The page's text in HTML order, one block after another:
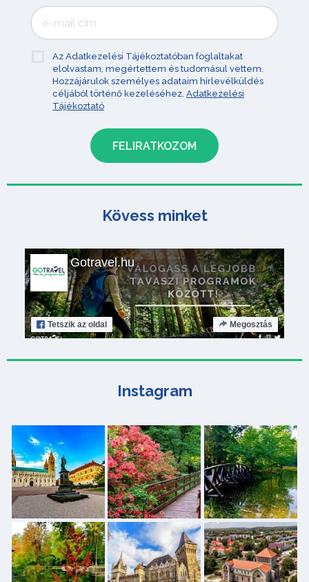
Az Adatkezelési Tájékoztatóban foglaltakat
elolvastam, megértettem és tudomásul vettem.
Hozzájárulok személyes adataim hírlevélküldés
céljából történő kezeléséhez. Adatkezelési
Tájékoztató
Kövess minket
Gotravel.hu
Tetszik az oldal Megosztás
Instagram